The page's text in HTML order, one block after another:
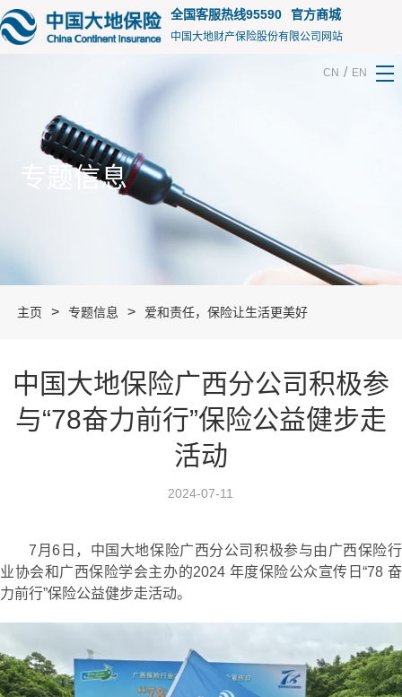
15213 全国客服热线95590 官方商城
中国大地财产保险股份有限公司网站
CN / EN
专题信息
主页 > 专题信息 > 爱和责任，保险让生活更美好
中国大地保险广西分公司积极参
与“78奋力前行”保险公益健步走
活动
2024-07-11
7月6日，中国大地保险广西分公司积极参与由广西保险行
业协会和广西保险学会主办的2024 年度保险公众宣传日“78 奋
力前行”保险公益健步走活动。